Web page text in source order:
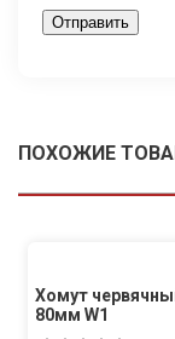
ПОХОЖИЕ
Хомут
80мм W1